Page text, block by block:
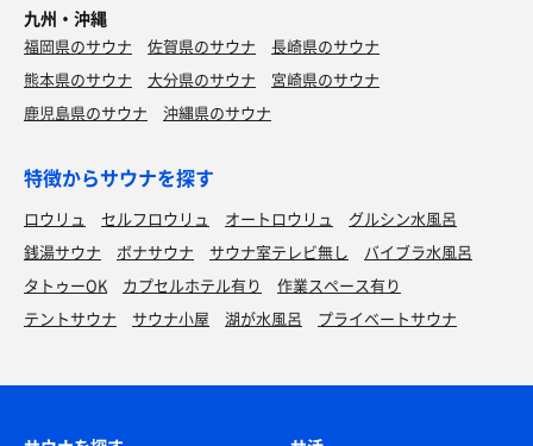
九州・沖縄
福岡県のサウナ 佐賀県のサウナ
長崎県のサウナ
熊本県のサウナ
大分県のサウナ
宮崎県のサウナ
鹿児島県のサウナ
沖縄県のサウナ
特徴からサウナを探す
ロウリュ セルフロウリュ オートロウリュ
グルシン水風呂
銭湯サウナ
ボナサウナ サウナ室テレビ無し
バイブラ水風呂
タトゥーOK
カプセルホテル有り
作業スペース有り
テントサウナ
サウナ小屋 湖が水風呂 プライベートサウナ